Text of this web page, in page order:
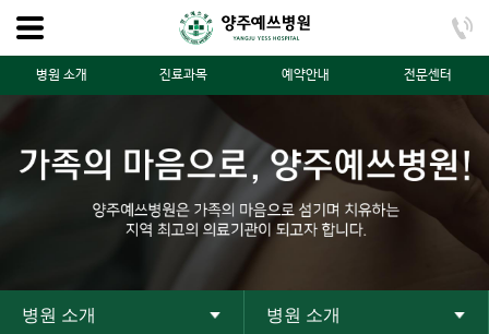
병원 소개 진료과목 예약안내 전문센터
병원 소개 병원 소개